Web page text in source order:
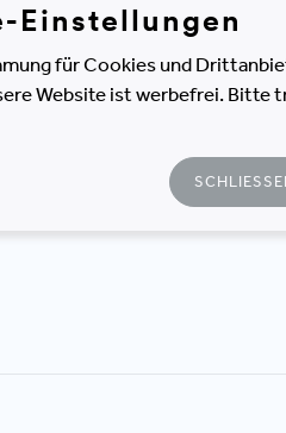
das "neue FM" ist
neue Sicht auf
Es ist Zeit sich zu
wird.
Einstellungen
für Cookies und
Website ist werbefrei. Bitte
SCHLIESSEN